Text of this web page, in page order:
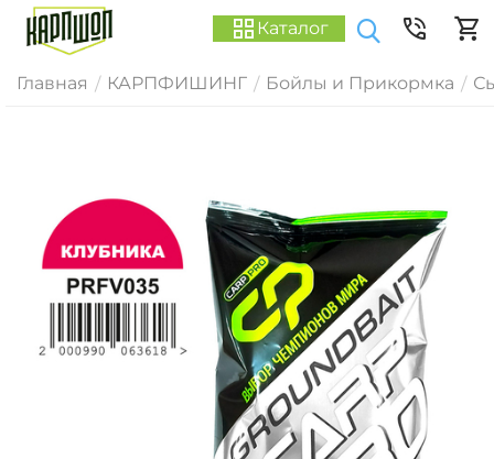
Каталог
Главная / КАРПФИШИНГ / Бойлы и Прикормка /